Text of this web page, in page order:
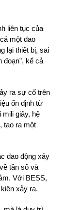
liên tục của
một dao
lại thiết bị, sai
đoạn”, kể cả
ra sự cố trên
ổn định từ
mili giây, hệ
tạo ra một
dao động xảy
tần số và
Với BESS,
xảy ra.